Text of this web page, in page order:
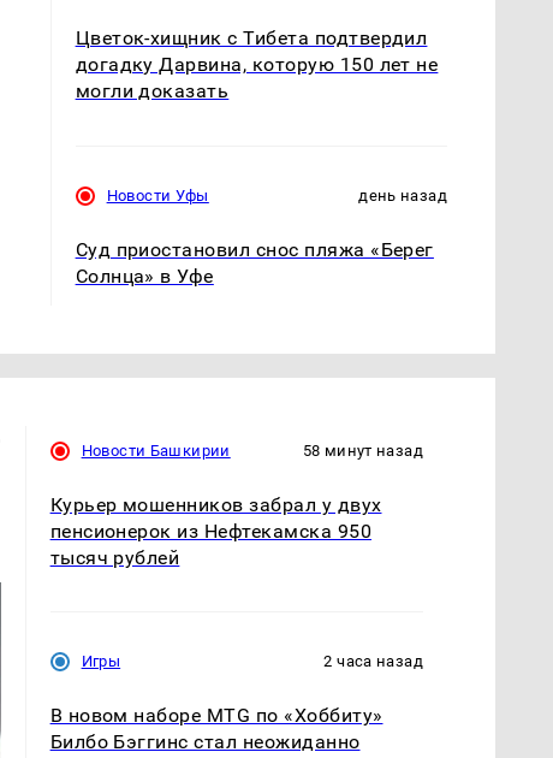
Цветок-хищник с Тибета подтвердил
догадку Дарвина, которую 150 лет не
могли доказать
Новости Уфы день назад
Суд приостановил снос пляжа «Берег
Солнца» в Уфе
Новости Башкирии 58 минут назад
Курьер мошенников забрал у двух
пенсионерок из Нефтекамска 950
тысяч рублей
Игры 2 часа назад
В новом наборе MTG по «Хоббиту»
Билбо Бэггинс стал неожиданно